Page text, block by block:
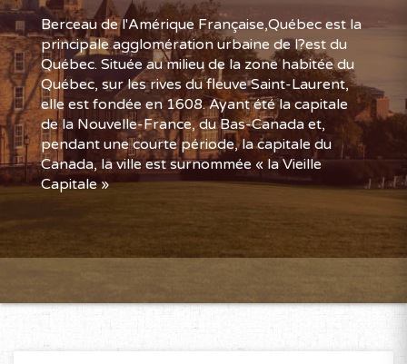
Berceau de l'Amérique Française,Québec est la
principale agglomération urbaine de l?est du
Québec. Située au milieu de la zone habitée du
Québec, sur les rives du fleuve Saint-Laurent,
elle est fondée en 1608. Ayant été la capitale
de la Nouvelle-France, du Bas-Canada et,
pendant une courte période, la capitale du
Canada, la ville est surnommée « la Vieille
Capitale »